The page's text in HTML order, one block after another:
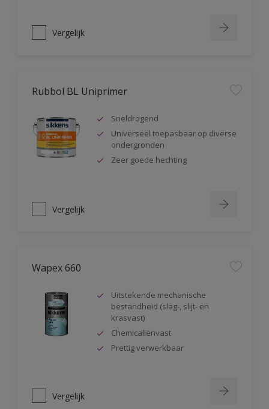
Vergelijk
Rubbol BL Uniprimer
Sneldrogend
Universeel toepasbaar op diverse
ondergronden
Zeer goede hechting
Vergelijk
Wapex 660
Uitstekende mechanische
bestandheid (slag-, slijt- en
krasvast)
Chemicaliënvast
Prettig verwerkbaar
Vergelijk